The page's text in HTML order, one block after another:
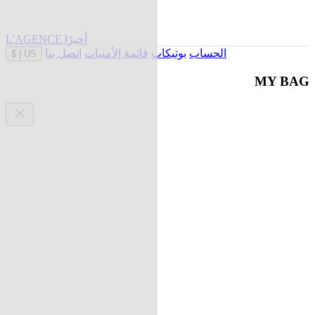
L'AGENCE أخيرًا
US
$ الحساب بوتيكات قائمة الأمنيات اتصل بنا
MY BAG